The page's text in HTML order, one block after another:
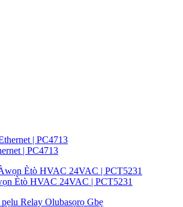
| PC4713
Ètò HVAC 24VAC | PCT5231